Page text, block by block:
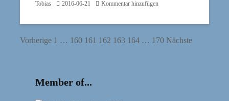
Tobias 2016-06-21 Kommentar hinzufügen
Vorherige 1 … 160 161 162 163 164 … 170 Nächste
Member of...